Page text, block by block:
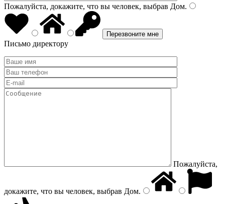
Пожалуйста, докажите, что вы человек, выбрав Дом.
Письмо директору
Пожалуйста,
докажите, что вы человек, выбрав Дом.